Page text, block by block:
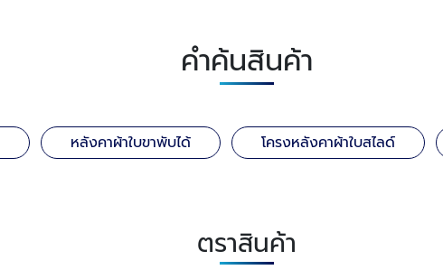
คำค้นสินค้า
หลังคาผ้าใบขาพับได้ โครงหลังคาผ้าใบสไลด์
ตราสินค้า